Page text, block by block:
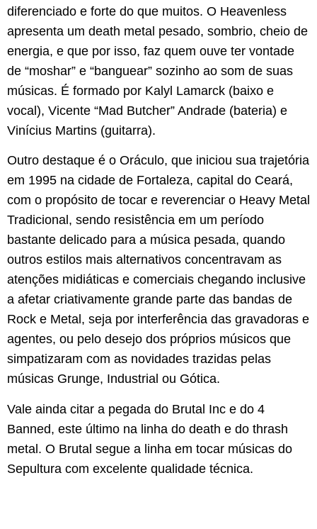
diferenciado e forte do que muitos. O Heavenless
apresenta um death metal pesado, sombrio, cheio de
energia, e que por isso, faz quem ouve ter vontade
de “moshar” e “banguear” sozinho ao som de suas
músicas. É formado por Kalyl Lamarck (baixo e
vocal), Vicente “Mad Butcher” Andrade (bateria) e
Vinícius Martins (guitarra).
Outro destaque é o Oráculo, que iniciou sua trajetória
em 1995 na cidade de Fortaleza, capital do Ceará,
com o propósito de tocar e reverenciar o Heavy Metal
Tradicional, sendo resistência em um período
bastante delicado para a música pesada, quando
outros estilos mais alternativos concentravam as
atenções midiáticas e comerciais chegando inclusive
a afetar criativamente grande parte das bandas de
Rock e Metal, seja por interferência das gravadoras e
agentes, ou pelo desejo dos próprios músicos que
simpatizaram com as novidades trazidas pelas
músicas Grunge, Industrial ou Gótica.
Vale ainda citar a pegada do Brutal Inc e do 4
Banned, este último na linha do death e do thrash
metal. O Brutal segue a linha em tocar músicas do
Sepultura com excelente qualidade técnica.